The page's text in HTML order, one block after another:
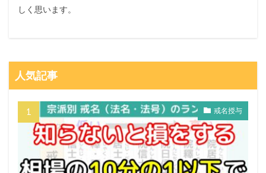
しく思います。
人気記事
戒名授与